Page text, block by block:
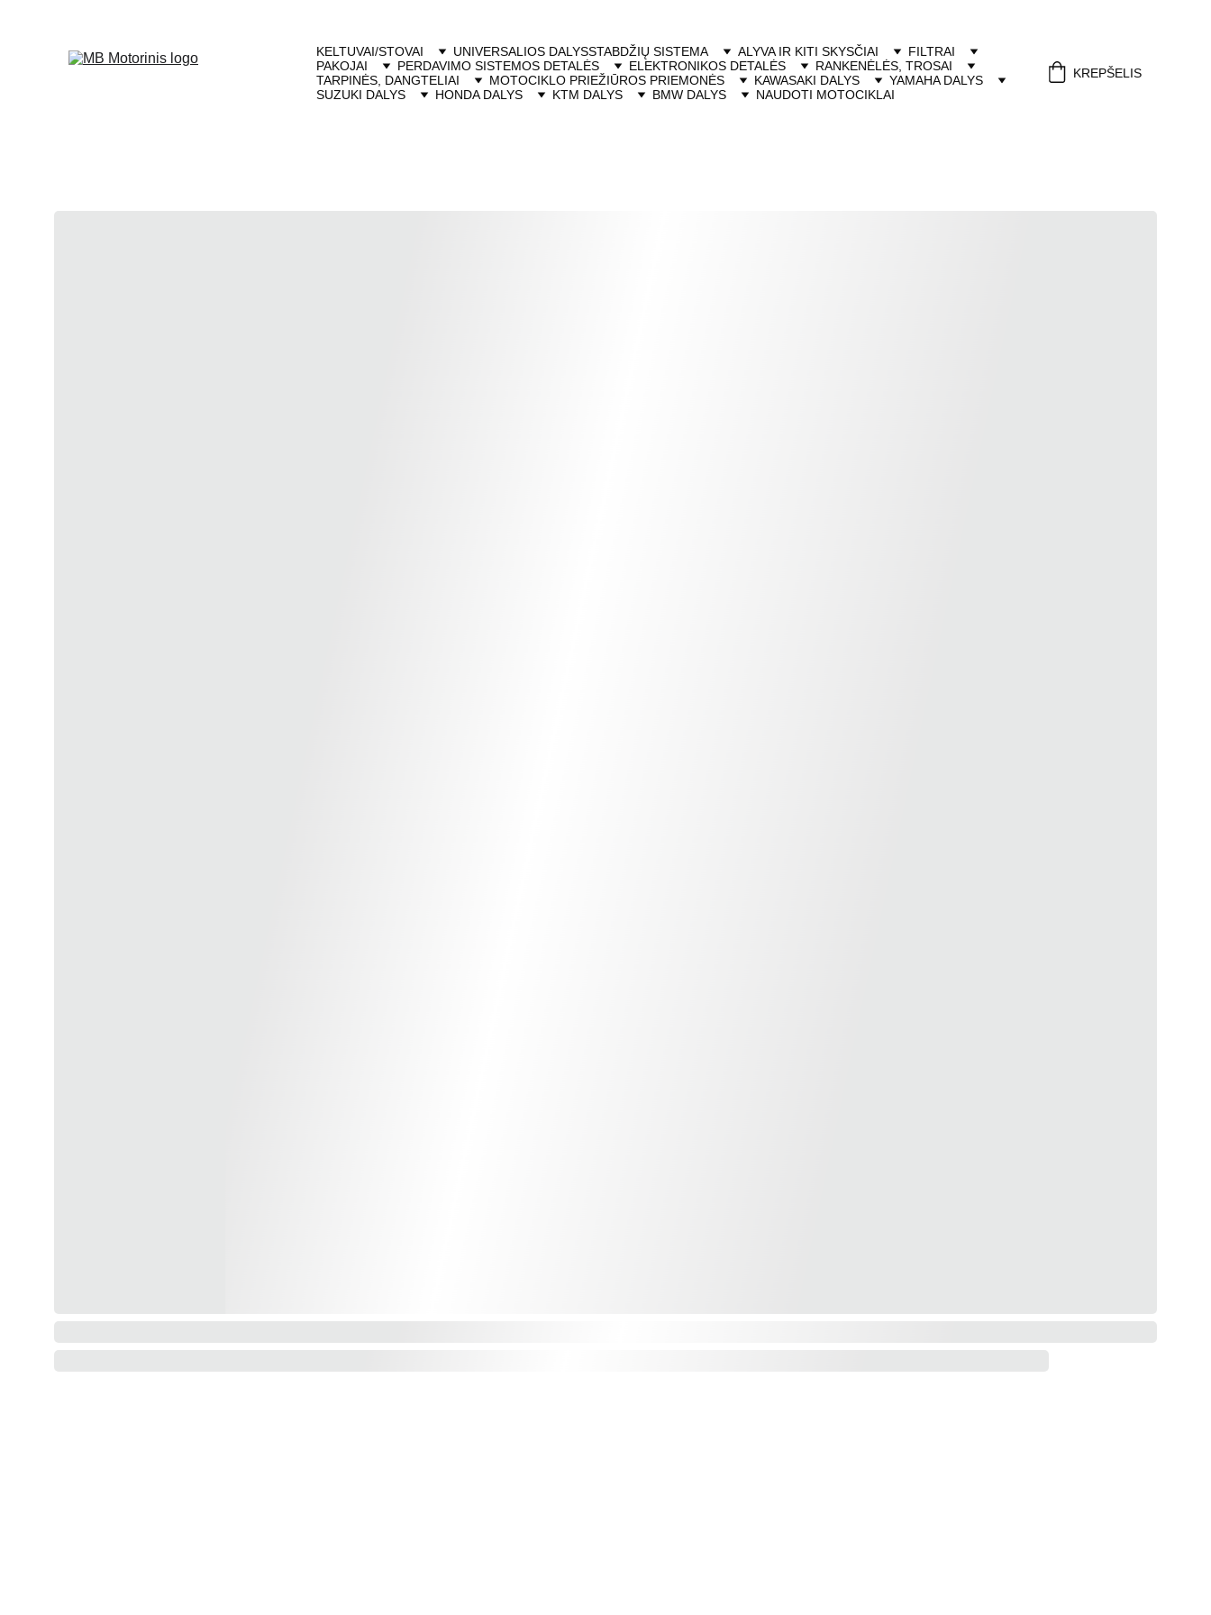
KELTUVAI/STOVAI UNIVERSALIOS DALYSSTABDŽIŲ SISTEMA ALYVA IR KITI SKYSČIAI
FILTRAI
PAKOJAI
PERDAVIMO SISTEMOS DETALĖS ELEKTRONIKOS DETALĖS
RANKENĖLĖS, TROSAI
TARPINĖS, DANGTELIAI
MOTOCIKLO PRIEŽIŪROS PRIEMONĖS KAWASAKI DALYS
YAMAHA DALYS
SUZUKI DALYS
HONDA DALYS KTM DALYS BMW DALYS NAUDOTI MOTOCIKLAI
KREPŠELIS